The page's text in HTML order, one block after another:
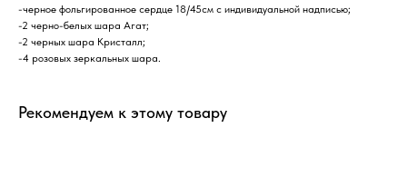
-черное фольгированное сердце 18/45см с индивидуальной надписью;
-2 черно-белых шара Агат;
-2 черных шара Кристалл;
-4 розовых зеркальных шара.
Рекомендуем к этому товару